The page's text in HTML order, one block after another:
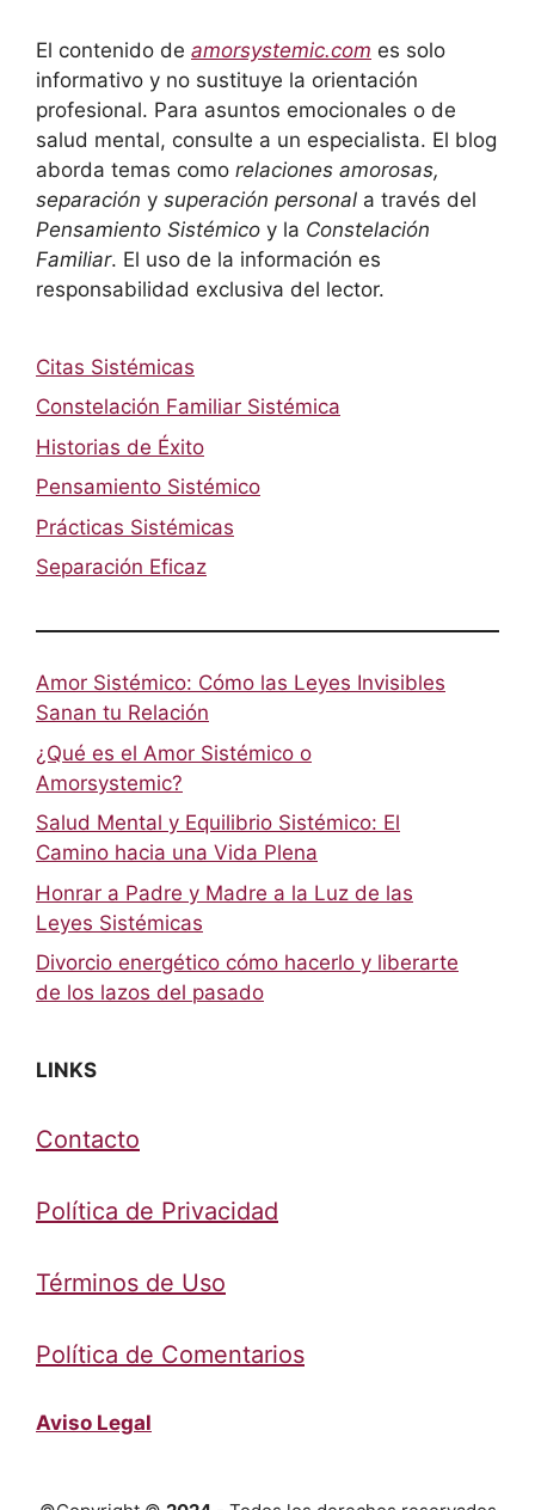
El contenido de amorsystemic.com es solo
informativo y no sustituye la orientación
profesional. Para asuntos emocionales o de
salud mental, consulte a un especialista. El blog
aborda temas como relaciones amorosas,
separación y superación personal a través del
Pensamiento Sistémico y la Constelación
Familiar. El uso de la información es
responsabilidad exclusiva del lector.
Citas Sistémicas
Constelación Familiar Sistémica
Historias de Éxito
Pensamiento Sistémico
Prácticas Sistémicas
Separación Eficaz
Amor Sistémico: Cómo las Leyes Invisibles
Sanan tu Relación
¿Qué es el Amor Sistémico o
Amorsystemic?
Salud Mental y Equilibrio Sistémico: El
Camino hacia una Vida Plena
Honrar a Padre y Madre a la Luz de las
Leyes Sistémicas
Divorcio energético cómo hacerlo y liberarte
de los lazos del pasado
LINKS
Contacto
Política de Privacidad
Términos de Uso
Política de Comentarios
Aviso Legal